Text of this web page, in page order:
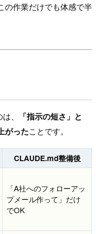
の作業だけでも体感で半
、
「指示の短さ」と
がったことです。
CLAUDE.md整備後
「A社へのフォローアッ
プメール作って」だけ
でOK